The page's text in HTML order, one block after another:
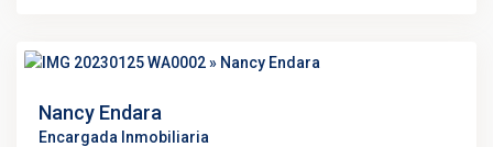
Nancy Endara
Encargada Inmobiliaria